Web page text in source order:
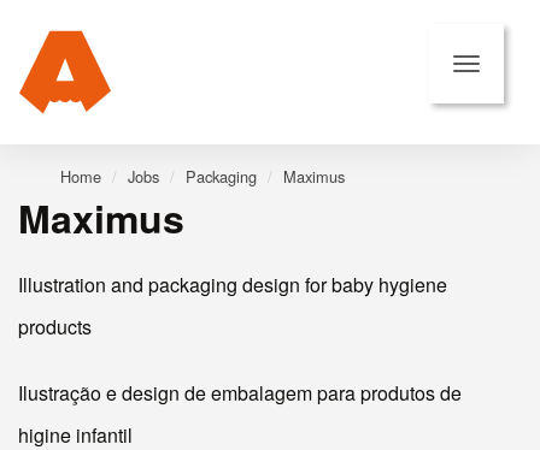
Home Jobs Packaging Maximus
Maximus
Illustration and packaging design for baby hygiene
products
Ilustração e design de embalagem para produtos de
higine infantil